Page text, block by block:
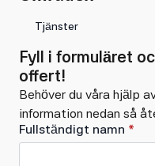
Tjänster
Fyll i formuläret
offert!
Behöver du våra hjälp
information nedan så
Fullständigt namn *